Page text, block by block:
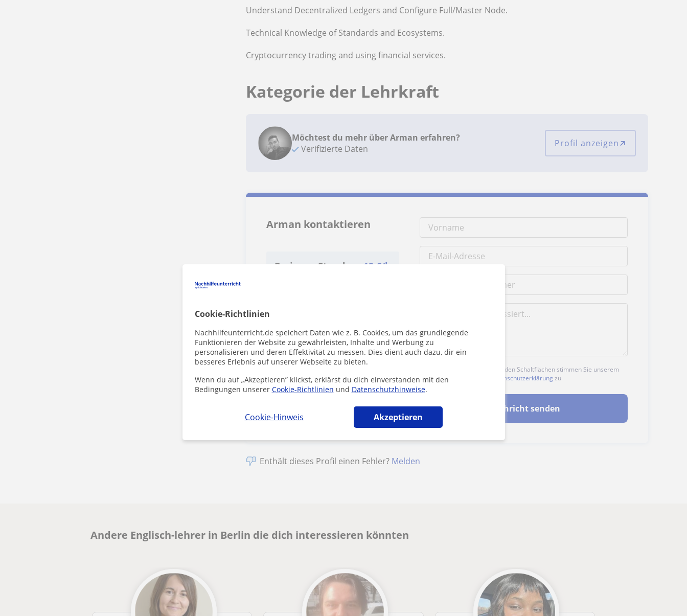
Cookie-Richtlinien
Nachhilfeunterricht.de speichert Daten wie z. B. Cookies, um das grundlegende
Funktionieren der Website zu gewährleisten, Inhalte und Werbung zu
personalisieren und deren Effektivität zu messen. Dies dient auch dazu, dir ein
besseres Erlebnis auf unserer Webseite zu bieten.
Wenn du auf „Akzeptieren” klickst, erklärst du dich einverstanden mit den
Bedingungen unserer Cookie-Richtlinien und Datenschutzhinweise.
Cookie-Hinweis Akzeptieren
Understand Decentralized Ledgers and Configure Full/Master Node.
Technical Knowledge of Standards and Ecosystems.
Cryptocurrency trading and using financial services.
Kategorie der Lehrkraft
Möchtest du mehr über Arman erfahren?
Verifizierte Daten
Profil anzeigen
Arman kontaktieren
Preis pro Stunde 19 €/h
Durch Klicken auf eine der beiden Schaltflächen stimmen Sie unserem
Impressum
Datenschutzerklärung zu
Nachricht senden
Enthält dieses Profil einen Fehler? Melden
Andere Englisch-lehrer in Berlin die dich interessieren könnten